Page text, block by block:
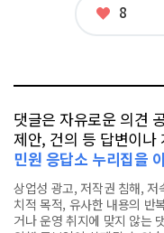
좋
8
댓글은 자유로운 의견
제안, 건의 등 답변이나
민원 응답소 누리집을
상업성 광고, 저작권 침해,
치적 목적, 유사한 내용의 반
거나 운영 취지에 맞지 않는